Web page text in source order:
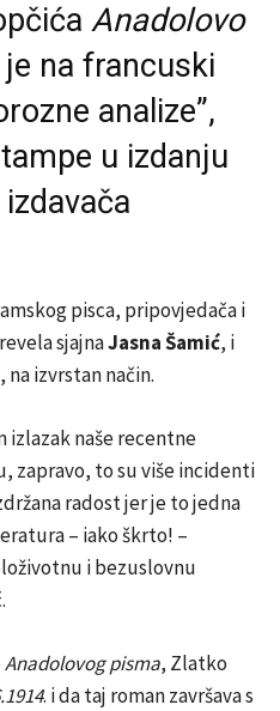
Anadolovo
na francuski
analize”,
u izdanju
pisca, pripovjedača i
sjajnaJasna Šamić, i
izvrstan način.
izlazak naše recentne
zapravo, to su više incidenti
radost jer je to jedna
– iako škrto! –
i bezuslovnu
Anadolovog pisma, Zlatko
. i da taj roman završava s